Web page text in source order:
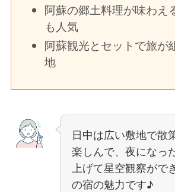
阿蘇の郷土料理が味わえ
も人気
阿蘇観光とセットで旅が
地
日中は広い敷地で散
楽しんで、夜になっ
上げて星空観察がで
の宿の魅力です♪